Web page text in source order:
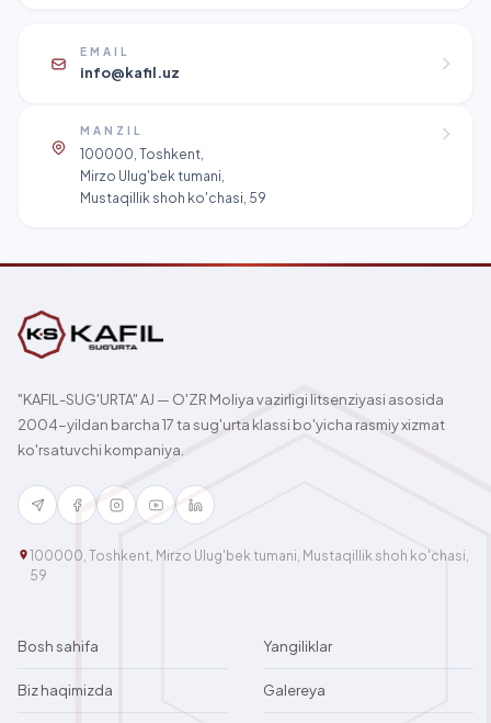
EMAIL
info@kafil.uz
MANZIL
100000, Toshkent,
Mirzo Ulug'bek tumani,
Mustaqillik shoh ko'chasi, 59
"KAFIL-SUG'URTA" AJ — O'ZR Moliya vazirligi litsenziyasi asosida
2004-yildan barcha 17 ta sug'urta klassi bo'yicha rasmiy xizmat
ko'rsatuvchi kompaniya.
100000, Toshkent, Mirzo Ulug'bek tumani, Mustaqillik shoh ko'chasi,
59
Bosh sahifa Yangiliklar
Biz haqimizda Galereya